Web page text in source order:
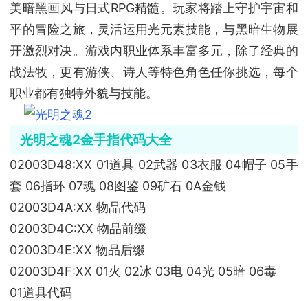
美暗黑画风与日式RPG精髓。玩家将踏上守护宇宙和
平的冒险之旅，灵活运用光元素技能，与黑暗生物展
开激烈对决。游戏内职业体系丰富多元，除了经典的
战法牧，更有游侠、诗人等特色角色任你挑选，每个
职业都有独特外貌与技能。
光明之魂2金手指代码大全
02003D48:XX 01道具 02武器 03衣服 04帽子 05手
套 06指环 07魂 08图鉴 09矿石 0A金钱
02003D4A:XX 物品代码
02003D4C:XX 物品前缀
02003D4E:XX 物品后缀
02003D4F:XX 01火 02冰 03电 04光 05暗 06毒
01道具代码